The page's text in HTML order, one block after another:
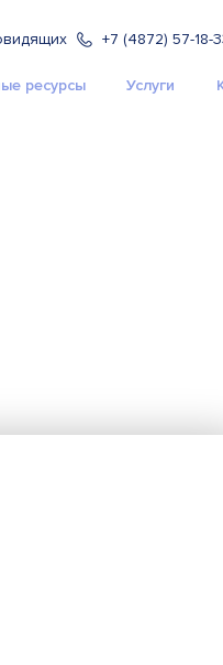
+7 (4872) 57-18-
ресурсы Услуги